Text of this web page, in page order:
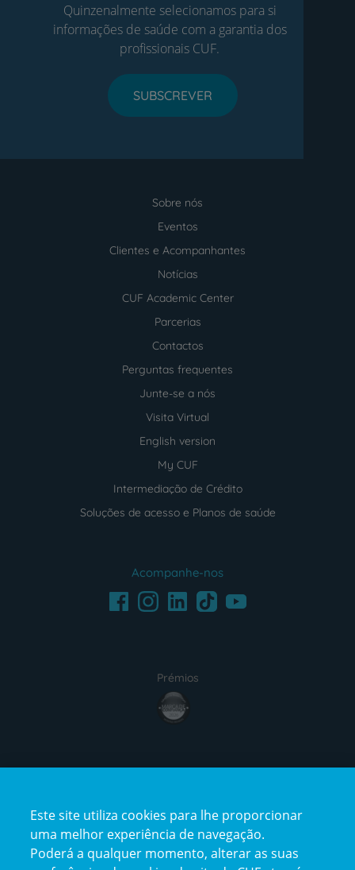
Quinzenalmente selecionamos para si
informações de saúde com a garantia dos
profissionais CUF.
SUBSCREVER
Sobre nós
Eventos
Clientes e Acompanhantes
Notícias
CUF Academic Center
Parcerias
Contactos
Perguntas frequentes
Junte-se a nós
Visita Virtual
English version
My CUF
Intermediação de Crédito
Soluções de acesso e Planos de saúde
Acompanhe-nos
FacebookInstagramLinkedInTikTokYoutube
Prémios
award4
certification2certification3
Este site utiliza cookies para lhe proporcionar
uma melhor experiência de navegação.
Poderá a qualquer momento, alterar as suas